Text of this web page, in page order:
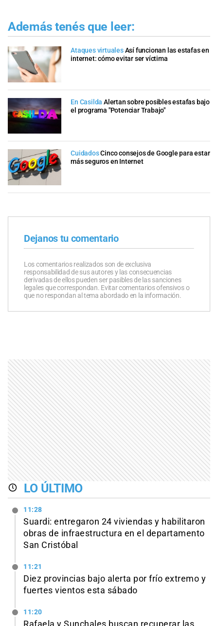
Además tenés que leer:
Ataques virtualesAsí funcionan las estafas en
internet: cómo evitar ser víctima
En Casilda Alertan sobre posibles estafas bajo
el programa "Potenciar Trabajo"
CuidadosCinco consejos de Google para estar
más seguros en Internet
Dejanos tu comentario
Los comentarios realizados son de exclusiva
responsabilidad de sus autores y las consecuencias
derivadas de ellos pueden ser pasibles de las sanciones
legales que correspondan. Evitar comentarios ofensivos o
que no respondan al tema abordado en la información.
LO ÚLTIMO
11:28
Suardi: entregaron 24 viviendas y habilitaron
obras de infraestructura en el departamento
San Cristóbal
11:21
Diez provincias bajo alerta por frío extremo y
fuertes vientos esta sábado
11:20